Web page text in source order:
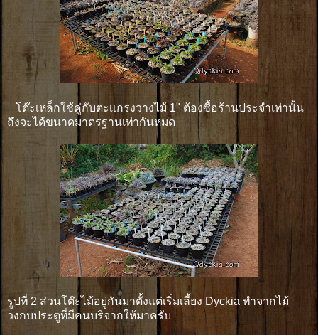
โต๊ะเหล็กใช้คู่กับตะเเกรงวางไม้ 1" ต้องซื้อร้านประจำเท่านั้น
ถึงจะได้ขนาดมาตรฐานเท่ากันหมด
รูปที่ 2 ส่วนโต๊ะไม้อยู่กันมาตั้งแต่เริ่มเลี้ยง Dyckia ทำจากไม้
วงกบประตูที่มีคนบริจากให้มาครับ